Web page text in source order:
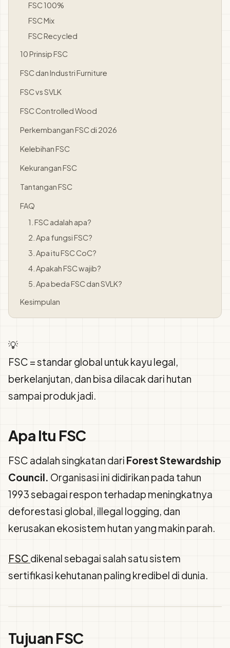
FSC 100%
FSC Mix
FSC Recycled
10 Prinsip FSC
FSC dan Industri Furniture
FSC vs SVLK
FSC Controlled Wood
Perkembangan FSC di 2026
Kelebihan FSC
Kekurangan FSC
Tantangan FSC
FAQ
1. FSC adalah apa?
2. Apa fungsi FSC?
3. Apa itu FSC CoC?
4. Apakah FSC wajib?
5. Apa beda FSC dan SVLK?
Kesimpulan
💡
FSC = standar global untuk kayu legal,
berkelanjutan, dan bisa dilacak dari hutan
sampai produk jadi.
Apa Itu FSC
FSC adalah singkatan dari Forest Stewardship
Council. Organisasi ini didirikan pada tahun
1993 sebagai respon terhadap meningkatnya
deforestasi global, illegal logging, dan
kerusakan ekosistem hutan yang makin parah.
FSC dikenal sebagai salah satu sistem
sertifikasi kehutanan paling kredibel di dunia.
Tujuan FSC